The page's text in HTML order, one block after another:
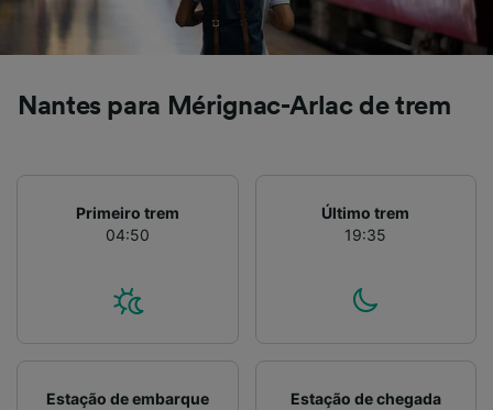
Nantes para Mérignac-Arlac de trem
Primeiro trem
04:50
Último trem
19:35
Estação de embarque
Estação de chegada
Verificar ativamente as características do
dispositivo para identificação. Armazenar e/ou
acessar informações em um dispositivo.
medição de publicidade e conteúdo, pesquisa
de público e desenvolvimento de serviços..